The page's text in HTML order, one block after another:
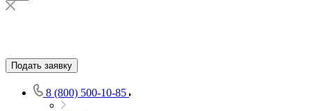
Подать заявку
8 (800) 500-10-85